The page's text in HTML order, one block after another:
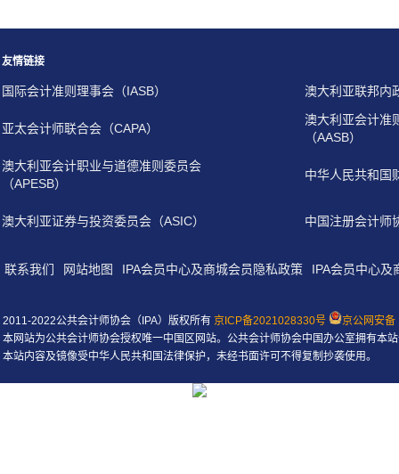
友情链接
国际会计准则理事会（IASB） 澳大利亚联邦内
亚太会计师联合会（CAPA）
澳大利亚会计准
（AASB）
澳大利亚会计职业与道德准则委员会
（APESB）
中华人民共和国
澳大利亚证券与投资委员会（ASIC） 中国注册会计师
联系我们 网站地图 IPA会员中心及商城会员隐私政策 IPA会员中心及
2011-2022公共会计师协会（IPA）版权所有 京ICP备2021028330号
京公网安
本网站为公共会计师协会授权唯一中国区网站。公共会计师协会中国办公室拥有本
本站内容及镜像受中华人民共和国法律保护，未经书面许可不得复制抄袭使用。